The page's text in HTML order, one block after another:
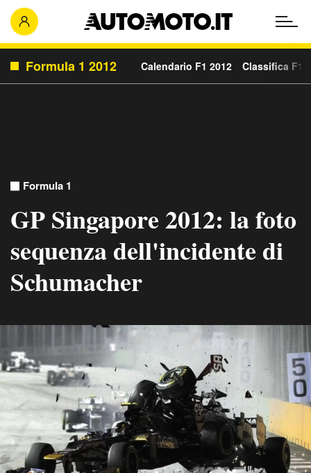
Formula 1 2012 Calendario F1 2012 Classifica F1
Formula 1
GP Singapore 2012: la foto
sequenza dell'incidente di
Schumacher